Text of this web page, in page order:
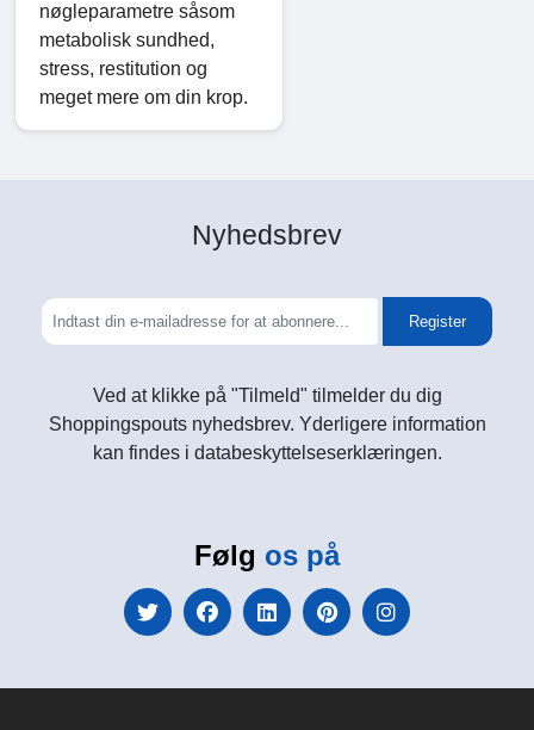
nøgleparametre såsom
metabolisk sundhed,
stress, restitution og
meget mere om din krop.
Nyhedsbrev
Register
Ved at klikke på "Tilmeld" tilmelder du dig
Shoppingspouts nyhedsbrev. Yderligere information
kan findes i databeskyttelseserklæringen.
Følg os på